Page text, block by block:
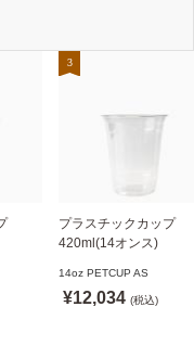
別途
プラスチックカップ
420ml(14オンス)
製)
※沖縄・離島 配送料
14oz PETCUP AS
¥12,034 (税込)